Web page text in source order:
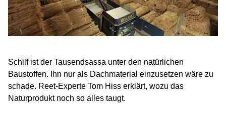
Schilf ist der Tausendsassa unter den natürlichen
Baustoffen. Ihn nur als Dachmaterial einzusetzen wäre zu
schade. Reet-Experte Tom Hiss erklärt, wozu das
Naturprodukt noch so alles taugt.